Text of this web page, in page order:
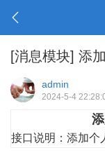
[消息模块] 添
admin
2024-5-4
接口说明： 添加个